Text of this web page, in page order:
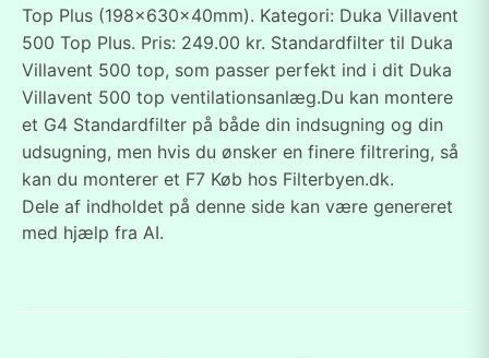
Top Plus (198x630x40mm). Kategori: Duka Villavent
500 Top Plus. Pris: 249.00 kr. Standardfilter til Duka
Villavent 500 top, som passer perfekt ind i dit Duka
Villavent 500 top ventilationsanlæg.Du kan montere
et G4 Standardfilter på både din indsugning og din
udsugning, men hvis du ønsker en finere filtrering, så
kan du monterer et F7 Køb hos Filterbyen.dk.
Dele af indholdet på denne side kan være genereret
med hjælp fra AI.